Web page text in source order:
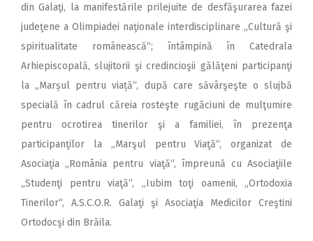
din Galaţi, la manifestările prilejuite de desfăşurarea fazei
judeţene a Olimpiadei naţionale interdisciplinare „Cultură şi
spiritualitate românească“; întâmpină în Catedrala
Arhiepiscopală, slujitorii şi credincioşii gălăţeni participanţi
la „Marșul pentru viață“, după care săvârşeşte o slujbă
specială în cadrul căreia rosteşte rugăciuni de mulţumire
pentru ocrotirea tinerilor şi a familiei, în prezenţa
participanţilor la „Marşul pentru Viaţă“, organizat de
Asociaţia „România pentru viaţă“, împreună cu Asociaţiile
„Studenţi pentru viaţă“, „Iubim toţi oamenii, „Ortodoxia
Tinerilor“, A.S.C.O.R. Galaţi şi Asociaţia Medicilor Creştini
Ortodocşi din Brăila.